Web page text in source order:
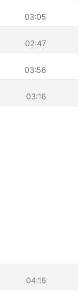
03:05
02:47
03:56
03:16
04:16